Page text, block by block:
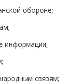
обороне;
информации;
связям;